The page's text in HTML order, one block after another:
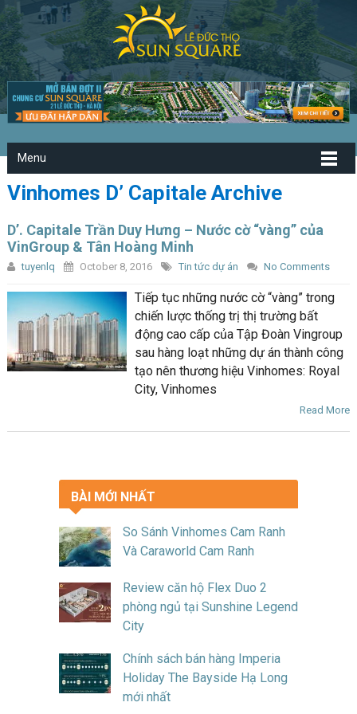
Menu
Vinhomes D’ Capitale Archive
D’. Capitale Trần Duy Hưng – Nước cờ “vàng” của
VinGroup & Tân Hoàng Minh
tuyenlq October 8, 2016 Tin tức dự án No Comments
Tiếp tục những nước cờ “vàng” trong
chiến lược thống trị thị trường bất
động cao cấp của Tập Đoàn Vingroup
sau hàng loạt những dự án thành công
tạo nên thương hiệu Vinhomes: Royal
City, Vinhomes
Read More
BÀI MỚI NHẤT
So Sánh Vinhomes Cam Ranh
Và Caraworld Cam Ranh
Review căn hộ Flex Duo 2
phòng ngủ tại Sunshine Legend
City
Chính sách bán hàng Imperia
Holiday The Bayside Hạ Long
mới nhất